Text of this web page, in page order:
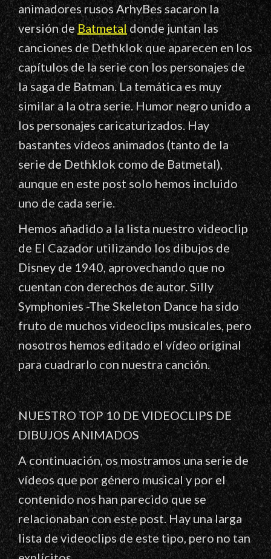
animadores rusos ArhyBes sacaron la
versión deBatmetaldonde juntan las
canciones de Dethklok que aparecen en los
capítulos de la serie con los personajes de
la saga de Batman. La temática es muy
similar a la otra serie. Humor negro unido a
los personajes caricaturizados. Hay
bastantes vídeos animados (tanto de la
serie de Dethklok como de Batmetal),
aunque en este post solo hemos incluido
uno de cada serie.
Hemos añadido a la lista nuestro videoclip
de El Cazador utilizando los dibujos de
Disney de 1940, aprovechando que no
cuentan con derechos de autor. Silly
Symphonies -The Skeleton Dance ha sido
fruto de muchos videoclips musicales, pero
nosotros hemos editado el vídeo original
para cuadrarlo con nuestra canción.
NUESTRO TOP 10 DE VIDEOCLIPS DE
DIBUJOS ANIMADOS
A continuación, os mostramos una serie de
vídeos que por género musical y por el
contenido nos han parecido que se
relacionaban con este post. Hay una larga
lista de videoclips de este tipo, pero no tan